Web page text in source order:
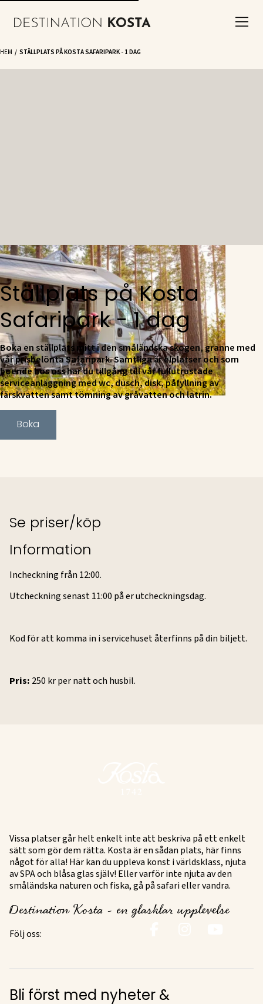
HEM STÄLLPLATS PÅ KOSTA SAFARIPARK - 1 DAG
Ställplats på Kosta
Safaripark - 1 dag
Boka en ställplats mitt i den småländska skogen, granne med
vår prisbelönta Safaripark. Samtliga är elplatser och som
boende hos oss har du tillgång till vår fullutrustade
serviceanläggning med wc, dusch, disk, påfyllning av
färskvatten samt tömning av gråvatten och latrin.
Boka
Information
Incheckning från 12:00.
Utcheckning senast 11:00 på er utcheckningsdag.
Kod för att komma in i servicehuset återfinns på din biljett.
Pris: 250 kr per natt och husbil.
Se priser/köp
Vissa platser går helt enkelt inte att beskriva på ett enkelt
sätt som gör dem rätta. Kosta är en sådan plats, här finns
något för alla! Här kan du uppleva konst i världsklass, njuta
av SPA och blåsa glas själv! Eller varför inte njuta av den
småländska naturen och fiska, gå på safari eller vandra.
Destination Kosta - en glasklar upplevelse
Följ oss:
Bli först med nyheter &